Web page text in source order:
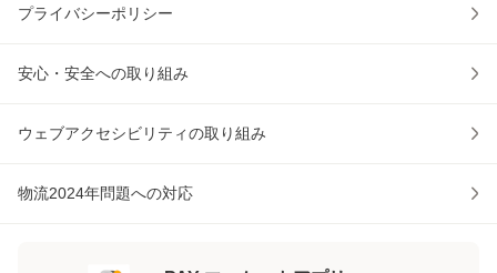
プライバシーポリシー
安心・安全への取り組み
ウェブアクセシビリティの取り組み
物流2024年問題への対応